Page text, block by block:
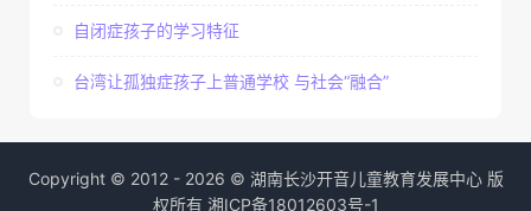
自闭症孩子的学习特征
台湾让孤独症孩子上普通学校 与社会“融合”
Copyright © 2012 - 2026 © 湖南长沙开音儿童教育发展中心 版
权所有 湘ICP备18012603号-1